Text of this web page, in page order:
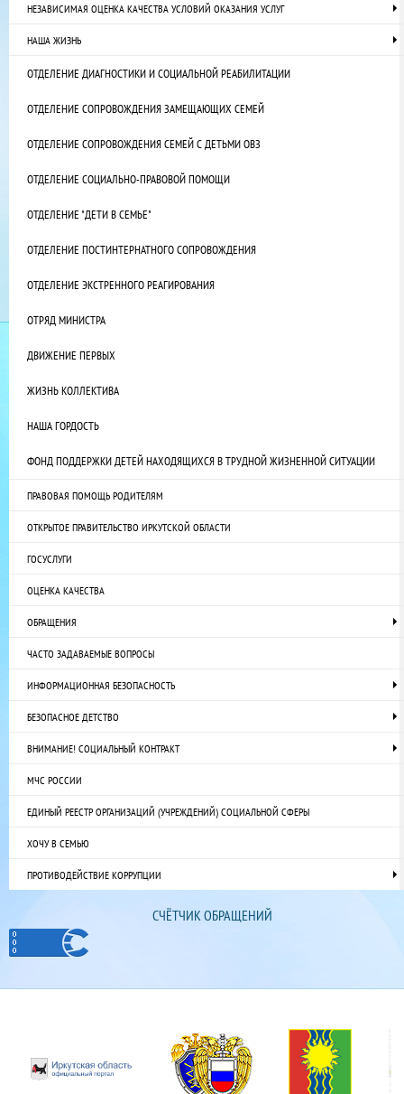
НЕЗАВИСИМАЯ ОЦЕНКА КАЧЕСТВА УСЛОВИЙ ОКАЗАНИЯ УСЛУГ
НАША ЖИЗНЬ
ОТДЕЛЕНИЕ ДИАГНОСТИКИ И СОЦИАЛЬНОЙ РЕАБИЛИТАЦИИ
ОТДЕЛЕНИЕ СОПРОВОЖДЕНИЯ ЗАМЕЩАЮЩИХ СЕМЕЙ
ОТДЕЛЕНИЕ СОПРОВОЖДЕНИЯ СЕМЕЙ С ДЕТЬМИ ОВЗ
ОТДЕЛЕНИЕ СОЦИАЛЬНО-ПРАВОВОЙ ПОМОЩИ
ОТДЕЛЕНИЕ "ДЕТИ В СЕМЬЕ"
ОТДЕЛЕНИЕ ПОСТИНТЕРНАТНОГО СОПРОВОЖДЕНИЯ
ОТДЕЛЕНИЕ ЭКСТРЕННОГО РЕАГИРОВАНИЯ
ОТРЯД МИНИСТРА
ДВИЖЕНИЕ ПЕРВЫХ
ЖИЗНЬ КОЛЛЕКТИВА
НАША ГОРДОСТЬ
ФОНД ПОДДЕРЖКИ ДЕТЕЙ НАХОДЯЩИХСЯ В ТРУДНОЙ ЖИЗНЕННОЙ СИТУАЦИИ
ПРАВОВАЯ ПОМОЩЬ РОДИТЕЛЯМ
ОТКРЫТОЕ ПРАВИТЕЛЬСТВО ИРКУТСКОЙ ОБЛАСТИ
ГОСУСЛУГИ
ОЦЕНКА КАЧЕСТВА
ОБРАЩЕНИЯ
ЧАСТО ЗАДАВАЕМЫЕ ВОПРОСЫ
ИНФОРМАЦИОННАЯ БЕЗОПАСНОСТЬ
БЕЗОПАСНОЕ ДЕТСТВО
ВНИМАНИЕ! СОЦИАЛЬНЫЙ КОНТРАКТ
МЧС РОССИИ
ЕДИНЫЙ РЕЕСТР ОРГАНИЗАЦИЙ (УЧРЕЖДЕНИЙ) СОЦИАЛЬНОЙ СФЕРЫ
ХОЧУ В СЕМЬЮ
ПРОТИВОДЕЙСТВИЕ КОРРУПЦИИ
СЧЁТЧИК ОБРАЩЕНИЙ